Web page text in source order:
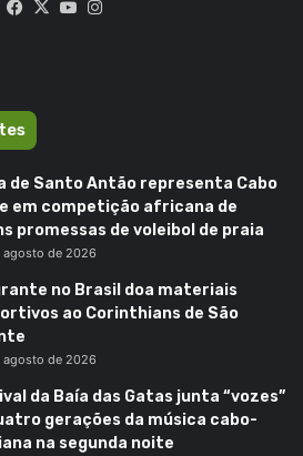
Facebook
X YouTube
de Santo Antão representa Cabo
em competição africana de
promessas de voleibol de praia
agosto de 2026
no Brasil doa materiais
ao Corinthians de São
agosto de 2026
da Baía das Gatas junta “vozes”
gerações da música cabo-
na segunda noite